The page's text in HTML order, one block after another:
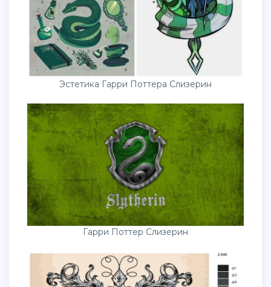
Эстетика Гарри Поттера Слизерин
Гарри Поттер Слизерин